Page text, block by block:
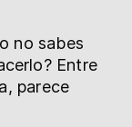
no sabes
Entre
parece